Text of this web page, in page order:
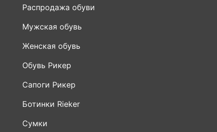
Женская обувь
Обувь Рикер
Сапоги Рикер
Ботинки Rieker
Сумки